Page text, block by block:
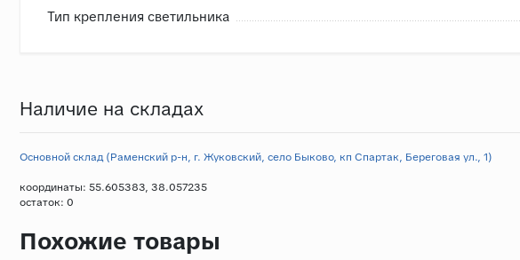
Тип крепления светильника
Наличие на складах
Основной склад (Раменский р-н, г. Жуковский, село Быково, кп Спартак, Береговая ул., 1)
координаты: 55.605383, 38.057235
остаток: 0
Похожие товары